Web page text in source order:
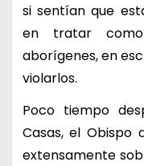
si sentían que
en tratar
aborígenes, en
violarlos.
Poco tiempo
Casas, el Obispo
extensamente